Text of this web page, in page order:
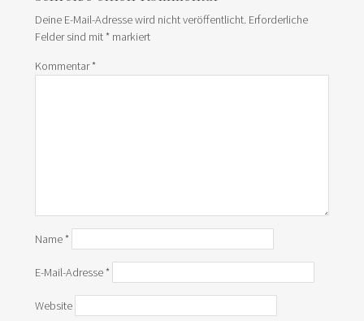
Deine E-Mail-Adresse wird nicht veröffentlicht. Erforderliche
Felder sind mit*markiert
Kommentar*
Name*
E-Mail-Adresse*
Website